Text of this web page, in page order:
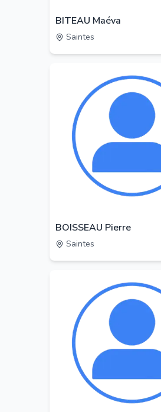
BITEAU Maéva
Saintes
BOISSEAU Pierre
Saintes